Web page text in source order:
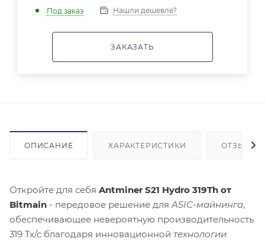
Под заказ Нашли дешевле?
ЗАКАЗАТЬ
ОПИСАНИЕ ХАРАКТЕРИСТИКИ ОТЗЫВЫ
Откройте для себя Antminer S21 Hydro 319Th от
Bitmain - передовое решение дляASIC-майнинга,
обеспечивающее невероятную производительность
319 Тх/с благодаря инновационной технологии